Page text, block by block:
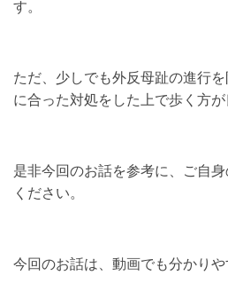
す。
ただ、少しでも外反母趾の進行
に合った対処をした上で歩く方が
是非今回のお話を参考に、ご自
ください。
今回のお話は、動画でも分かりや